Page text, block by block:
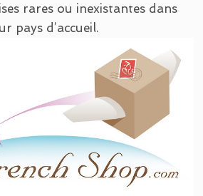
rares ou inexistantes dans
pays d’accueil.